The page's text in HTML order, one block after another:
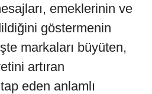
emeklerinin ve
göstermenin
markaları büyüten,
artıran
eden anlamlı